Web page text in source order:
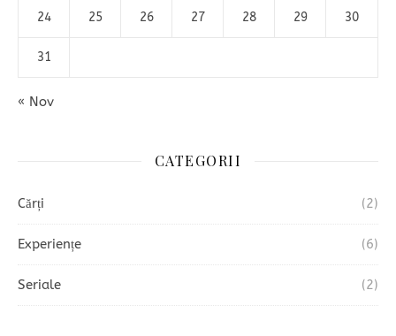
24 25 26 27 28 29 30
31
« Nov
CATEGORII
Cărți (2)
Experiențe (6)
Seriale (2)